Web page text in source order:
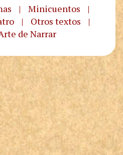
| Minicuentos
|
| Otros textos
|
de Narrar